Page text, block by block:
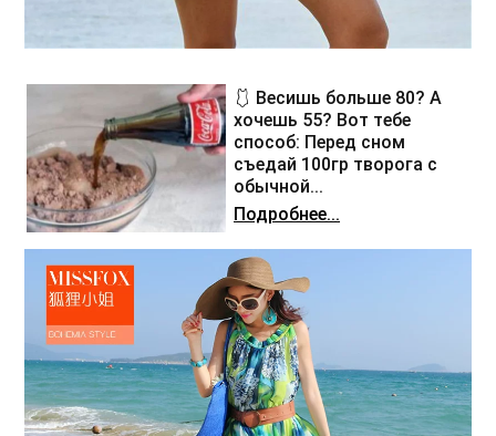
🩱 Весишь больше 80? А
хочешь 55? Вот тебе
способ: Перед сном
съедай 100гр творога с
обычной...
Подробнее...